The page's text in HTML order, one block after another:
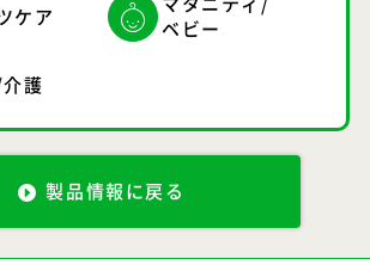
ケア
ベビー
護
製品情報に戻る